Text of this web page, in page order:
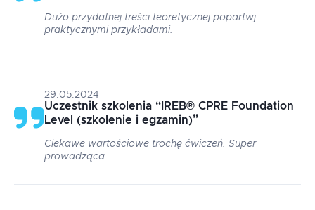
Dużo przydatnej treści teoretycznej popartwj
praktycznymi przykładami.
29.05.2024
Uczestnik szkolenia “ IREB® CPRE Foundation
Level (szkolenie i egzamin)”
Ciekawe wartościowe trochę ćwiczeń. Super
prowadząca.